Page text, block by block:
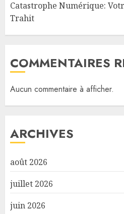
Catastrophe Numérique:
Trahit
COMMENTAIRES
Aucun commentaire à afficher.
ARCHIVES
août 2026
juillet 2026
juin 2026